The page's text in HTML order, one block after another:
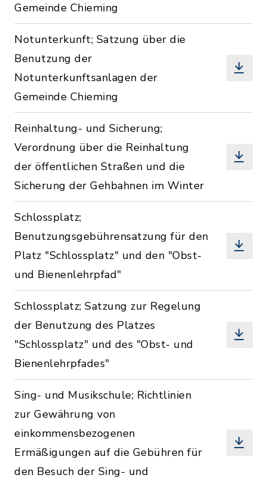
Gemeinde Chieming
Notunterkunft; Satzung über die
Benutzung der
Notunterkunftsanlagen der
Gemeinde Chieming
Reinhaltung- und Sicherung;
Verordnung über die Reinhaltung
der öffentlichen Straßen und die
Sicherung der Gehbahnen im Winter
Schlossplatz;
Benutzungsgebührensatzung für den
Platz "Schlossplatz" und den "Obst-
und Bienenlehrpfad"
Schlossplatz; Satzung zur Regelung
der Benutzung des Platzes
"Schlossplatz" und des "Obst- und
Bienenlehrpfades"
Sing- und Musikschule; Richtlinien
zur Gewährung von
einkommensbezogenen
Ermäßigungen auf die Gebühren für
den Besuch der Sing- und